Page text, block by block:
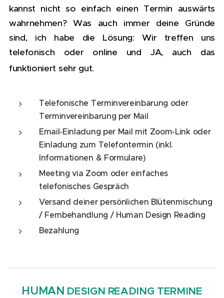
kannst nicht so einfach einen Termin auswärts
wahrnehmen? Was auch immer deine Gründe
sind, ich habe die Lösung: Wir treffen uns
telefonisch oder online und JA, auch das
funktioniert sehr gut.
Telefonische Terminvereinbarung oder
Terminvereinbarung per Mail
Email-Einladung per Mail mit Zoom-Link oder
Einladung zum Telefontermin (inkl.
Informationen & Formulare)
Meeting via Zoom oder einfaches
telefonisches Gespräch
Versand deiner persönlichen Blütenmischung
/ Fernbehandlung / Human Design Reading
Bezahlung
HUMAN DESIGN READING TERMINE